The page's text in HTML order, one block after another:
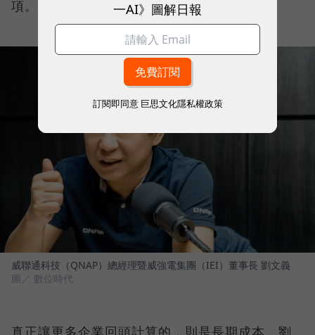
項。
威聯通科技（QNAP）總經理暨威強電集團（IEI）董事長 劉文義
圖／ 數位時代
一AI》圖解日報
訂閱即同意 巨思文化隱私權政策